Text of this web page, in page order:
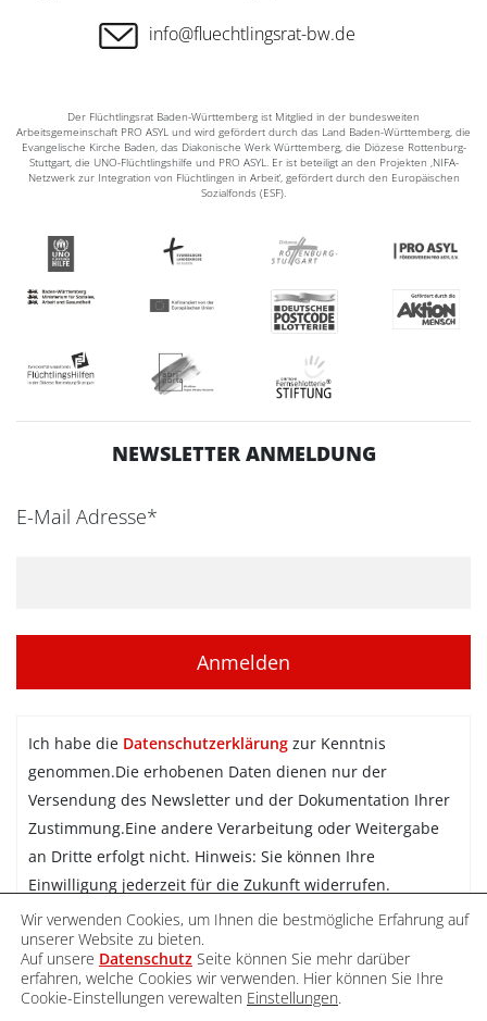
info@fluechtlingsrat-bw.de
Der Flüchtlingsrat Baden-Württemberg ist Mitglied in der bundesweiten
Arbeitsgemeinschaft PRO ASYL und wird gefördert durch das Land Baden-Württemberg, die
Evangelische Kirche Baden, das Diakonische Werk Württemberg, die Diözese Rottenburg-
Stuttgart, die UNO-Flüchtlingshilfe und PRO ASYL. Er ist beteiligt an den Projekten ‚NIFA-
Netzwerk zur Integration von Flüchtlingen in Arbeit‘, gefördert durch den Europäischen
Sozialfonds (ESF).
NEWSLETTER ANMELDUNG
E-Mail Adresse*
Ich habe die Datenschutzerklärung zur Kenntnis
genommen.Die erhobenen Daten dienen nur der
Versendung des Newsletter und der Dokumentation Ihrer
Zustimmung.Eine andere Verarbeitung oder Weitergabe
an Dritte erfolgt nicht. Hinweis: Sie können Ihre
Einwilligung jederzeit für die Zukunft widerrufen.
Newsletter abonnieren
Wir verwenden Cookies, um Ihnen die bestmögliche Erfahrung auf
unserer Website zu bieten.
Auf unsere Datenschutz Seite können Sie mehr darüber
erfahren, welche Cookies wir verwenden. Hier können Sie Ihre
Cookie-Einstellungen verewalten Einstellungen.